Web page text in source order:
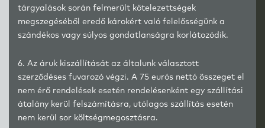
tárgyalások során felmerült kötelezettségek
megszegéséből eredő károkért való felelősségünk a
szándékos vagy súlyos gondatlanságra korlátozódik.
6. Az áruk kiszállítását az általunk választott
szerződéses fuvarozó végzi. A 75 eurós nettó összeget el
nem érő rendelések esetén rendelésenként egy szállítási
átalány kerül felszámításra, utólagos szállítás esetén
nem kerül sor költségmegosztásra.